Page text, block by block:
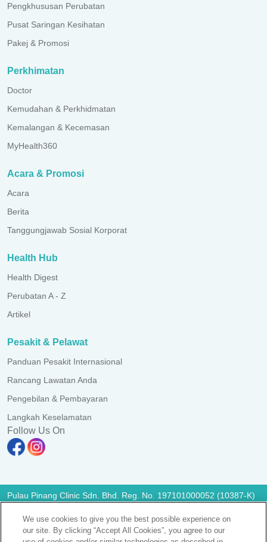
Pengkhususan Perubatan
Pusat Saringan Kesihatan
Pakej & Promosi
Perkhimatan
Doctor
Kemudahan & Perkhidmatan
Kemalangan & Kecemasan
MyHealth360
Acara & Promosi
Acara
Berita
Tanggungjawab Sosial Korporat
Health Hub
Health Digest
Perubatan A - Z
Artikel
Pesakit & Pelawat
Panduan Pesakit Internasional
Rancang Lawatan Anda
Pengebilan & Pembayaran
Langkah Keselamatan
Follow Us On
Pulau Pinang Clinic Sdn. Bhd. Reg. No. 197101000052 (10387-K)
KKLIU 1365/ EXP 31.12.2028
Notis Perlindungan Data| PD Access Request Form
We use cookies to give you the best possible experience on
our site. By clicking “Accept All Cookies”, you agree to our